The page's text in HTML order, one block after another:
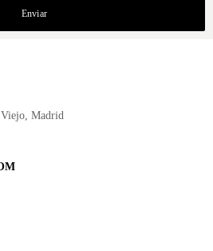
Enviar
Madrid